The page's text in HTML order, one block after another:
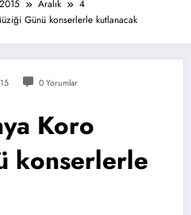
2015 Aralık
4
Günü konserlerle kutlanacak
0 Yorumlar
Koro
konserlerle